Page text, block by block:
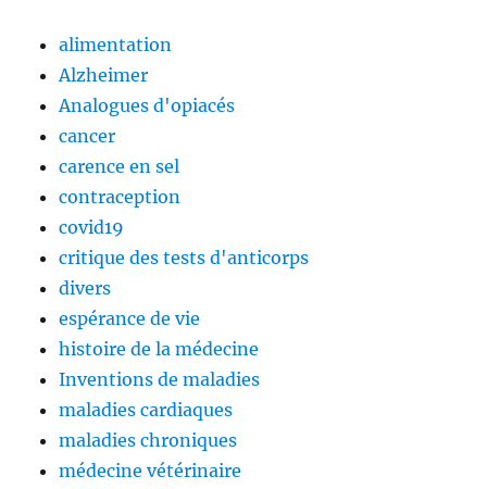
alimentation
Alzheimer
Analogues d'opiacés
cancer
carence en sel
contraception
covid19
critique des tests d'anticorps
divers
espérance de vie
histoire de la médecine
Inventions de maladies
maladies cardiaques
maladies chroniques
médecine vétérinaire